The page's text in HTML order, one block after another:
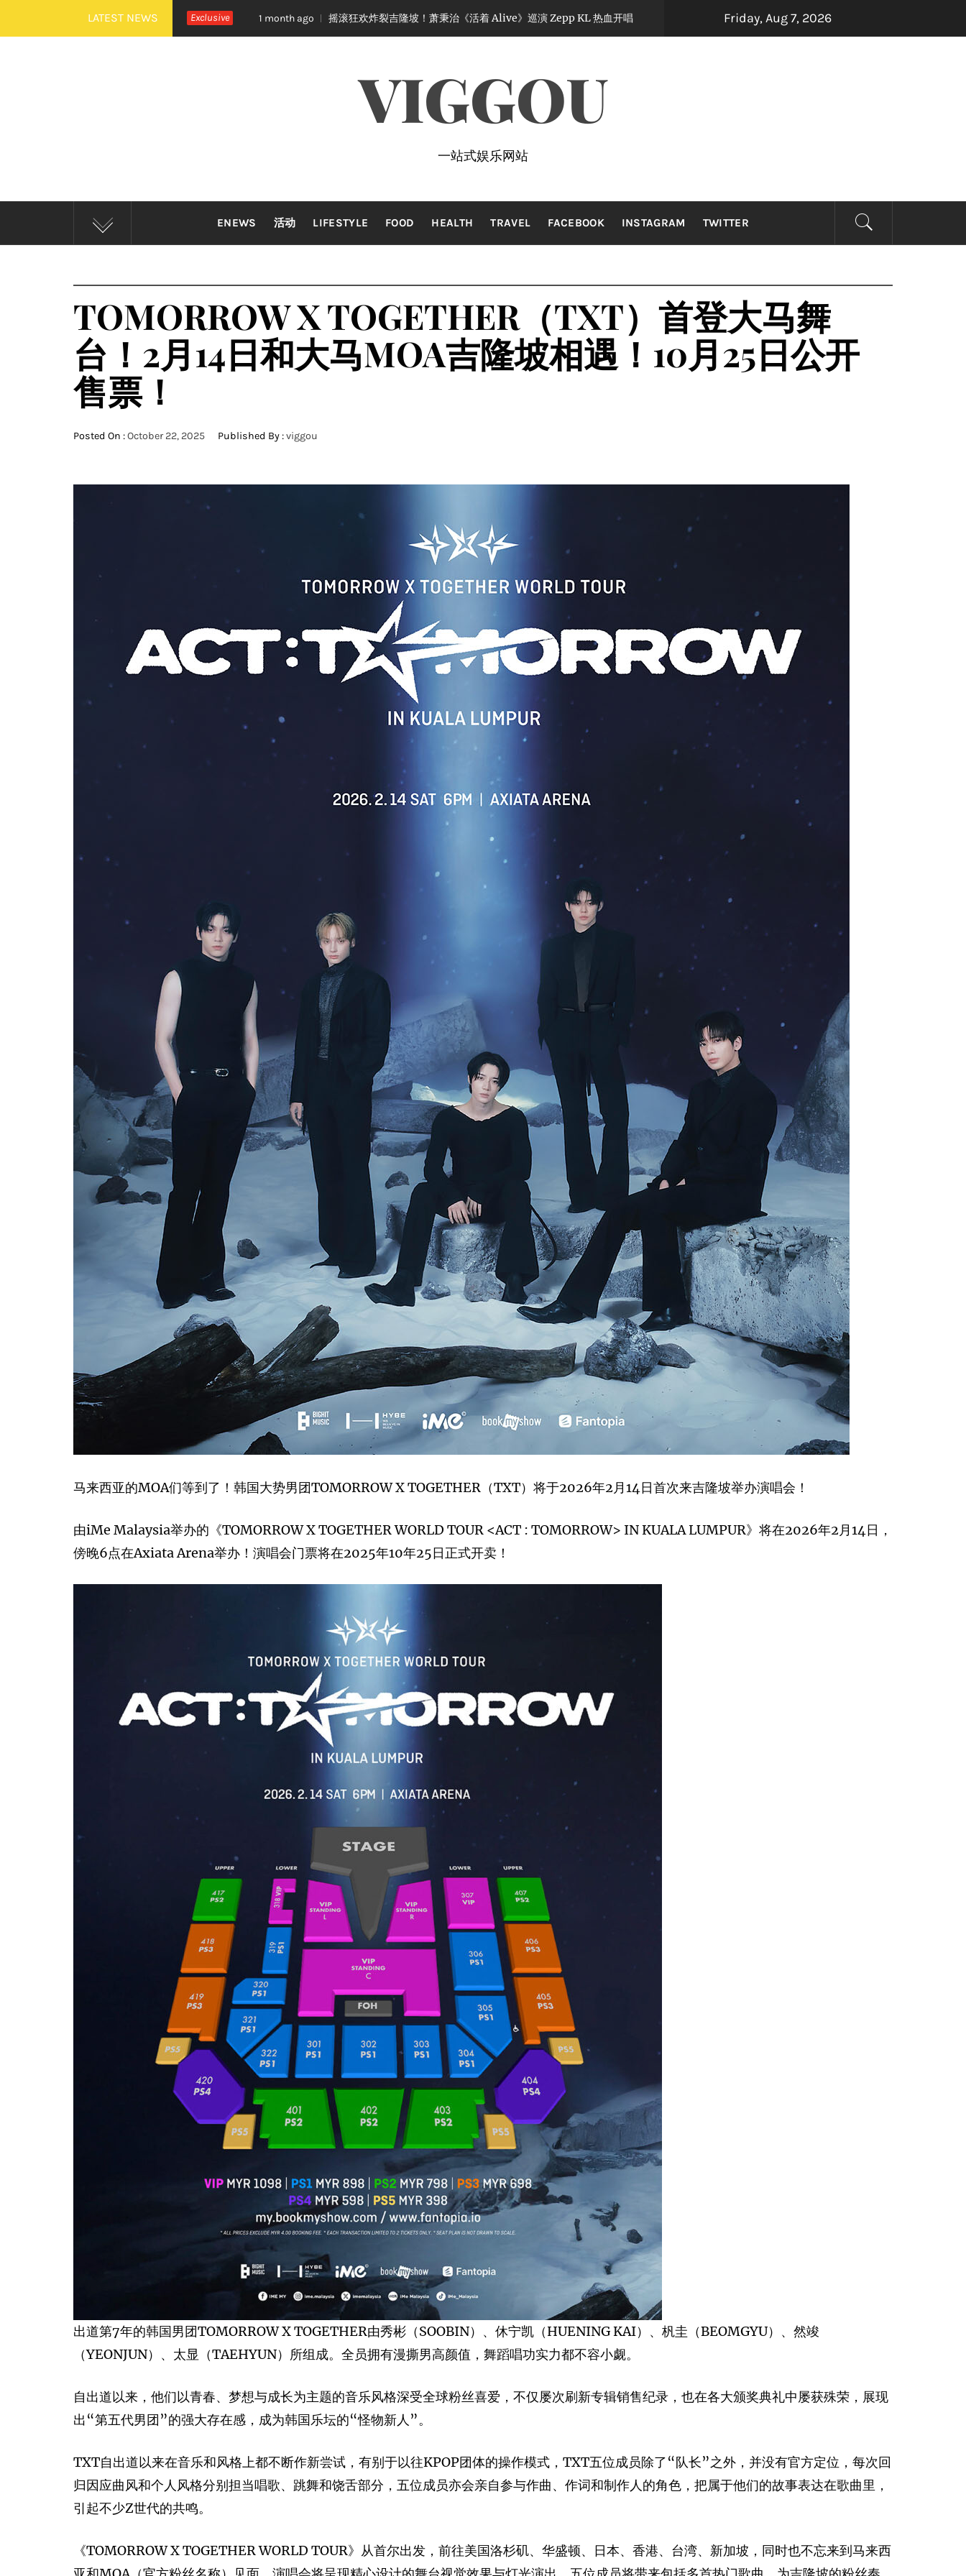
to
LATEST NEWS Exclusive
全新世界巡演大马站官宣！ 1 month ago 摇滚狂欢炸裂吉隆坡！萧秉治《活着 Alive》巡演 Zepp KL 热血开唱 1 month ago 四大印尼金曲制造机Dadali、Repvblik、Armada及Samsons联手
Friday, Aug 7, 2026
VIGGOU
一站式娱乐网站
ENEWS 活动 LIFESTYLE FOOD HEALTH TRAVEL FACEBOOK INSTAGRAM TWITTER
TOMORROW X TOGETHER（TXT）首登大马舞
台！2月14日和大马MOA吉隆坡相遇！10月25日公开
售票！
Posted On :October 22, 2025 Published By :viggou
马来西亚的MOA们等到了！韩国大势男团TOMORROW X TOGETHER（TXT）将于2026年2月14日首次来吉隆坡举办演唱会！
由iMe Malaysia举办的《TOMORROW X TOGETHER WORLD TOUR <ACT : TOMORROW> IN KUALA LUMPUR》将在2026年2月14日，
傍晚6点在Axiata Arena举办！演唱会门票将在2025年10年25日正式开卖！
出道第7年的韩国男团TOMORROW X TOGETHER由秀彬（SOOBIN）、休宁凯（HUENING KAI）、杋圭（BEOMGYU）、然竣
（YEONJUN）、太显（TAEHYUN）所组成。全员拥有漫撕男高颜值，舞蹈唱功实力都不容小觑。
自出道以来，他们以青春、梦想与成长为主题的音乐风格深受全球粉丝喜爱，不仅屡次刷新专辑销售纪录，也在各大颁奖典礼中屡获殊荣，展现
出“第五代男团”的强大存在感，成为韩国乐坛的“怪物新人”。
TXT自出道以来在音乐和风格上都不断作新尝试，有别于以往KPOP团体的操作模式，TXT五位成员除了“队长”之外，并没有官方定位，每次回
归因应曲风和个人风格分别担当唱歌、跳舞和饶舌部分，五位成员亦会亲自参与作曲、作词和制作人的角色，把属于他们的故事表达在歌曲里，
引起不少Z世代的共鸣。
《TOMORROW X TOGETHER WORLD TOUR》从首尔出发，前往美国洛杉矶、华盛顿、日本、香港、台湾、新加坡，同时也不忘来到马来西